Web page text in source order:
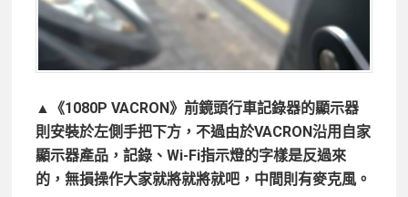
▲《1080P VACRON》前鏡頭行車記錄器的顯示器
則安裝於左側手把下方，不過由於VACRON沿用自家
顯示器產品，記錄、Wi-Fi指示燈的字樣是反過來
的，無損操作大家就將就將就吧，中間則有麥克風。